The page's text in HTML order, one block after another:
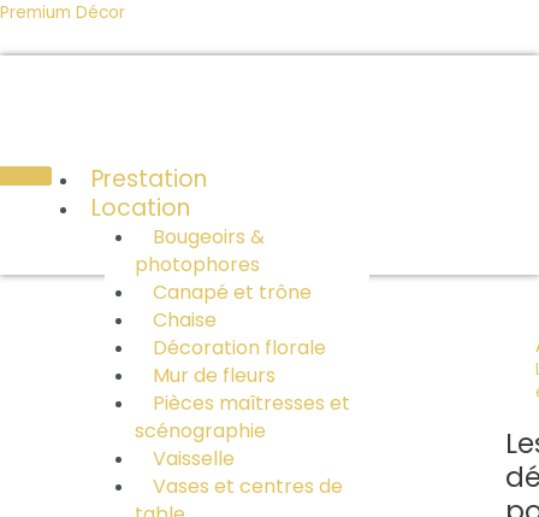
Aller
Premium Décor
Prestation
Location
Bougeoirs &
photophores
Canapé et trône
Chaise
Décoration florale
Mur de fleurs
Pièces maîtresses et
scénographie
Vaisselle
Vases et centres de